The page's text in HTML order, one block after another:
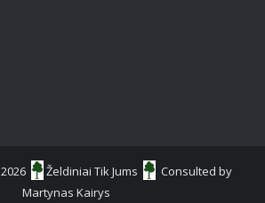
2026 Želdiniai Tik Jums
Consulted by
Martynas Kairys